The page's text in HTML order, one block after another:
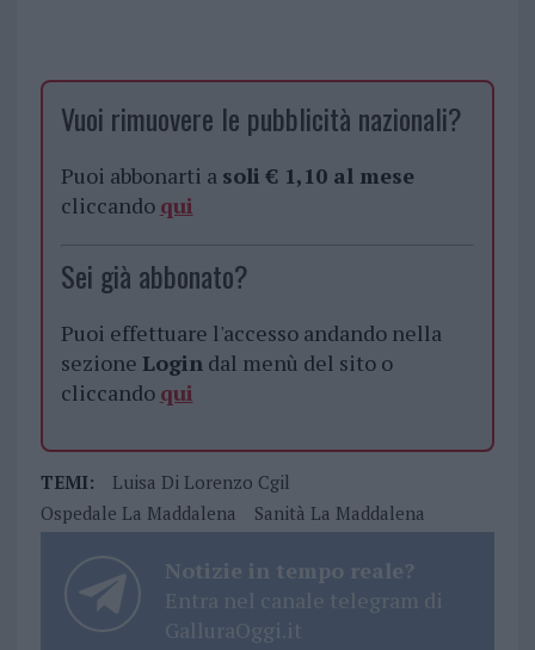
Vuoi rimuovere le pubblicità nazionali?
Puoi abbonarti a soli € 1,10 al mese
cliccando qui
Sei già abbonato?
Puoi effettuare l'accesso andando nella
sezione Logindal menù del sito o
cliccando qui
TEMI:
Luisa Di Lorenzo Cgil
Ospedale La Maddalena
Sanità La Maddalena
Notizie in tempo reale?
Entra nel canale telegram di
GalluraOggi.it